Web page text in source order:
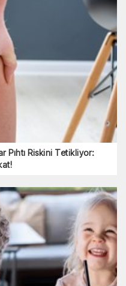
Pıhtı Riskini Tetikliyor: